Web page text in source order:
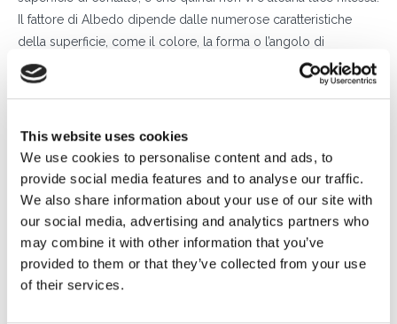
This website uses cookies
We use cookies to personalise content and ads, to
provide social media features and to analyse our traffic.
We also share information about your use of our site with
our social media, advertising and analytics partners who
may combine it with other information that you’ve
provided to them or that they’ve collected from your use
of their services.
Il fattore di Albedo dipende dalle numerose caratteristiche
della superficie, come il colore, la forma o l’angolo di
radiazione: per esempio, il valore risulta massimo – 0.9 circa –
sulla neve fresca, scende a 0.4 sulla sabbia e a 0.25 su un
Il valore dell’Albedo della superficie
direttamente sulla resadei moduli bifacciali, il cui
incremento produttivo si basa proprio sulla possibilità di
sfruttare anche la porzione di luce riflessa. Oltre a questo
importante fattore, risulta però essenziale che lastrutturasu
cui viene montato il pannello consenta alla luce riflessa di
raggiungere la parte posteriore del modulo, evitando il più
possibile gliombreggiamenti